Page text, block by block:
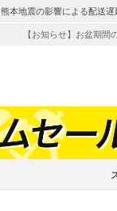
熊本地震の影響による配送遅
【お知らせ】お盆期間